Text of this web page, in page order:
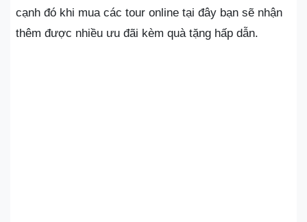
cạnh đó khi mua các tour online tại đây bạn sẽ nhận
thêm được nhiều ưu đãi kèm quà tặng hấp dẫn.